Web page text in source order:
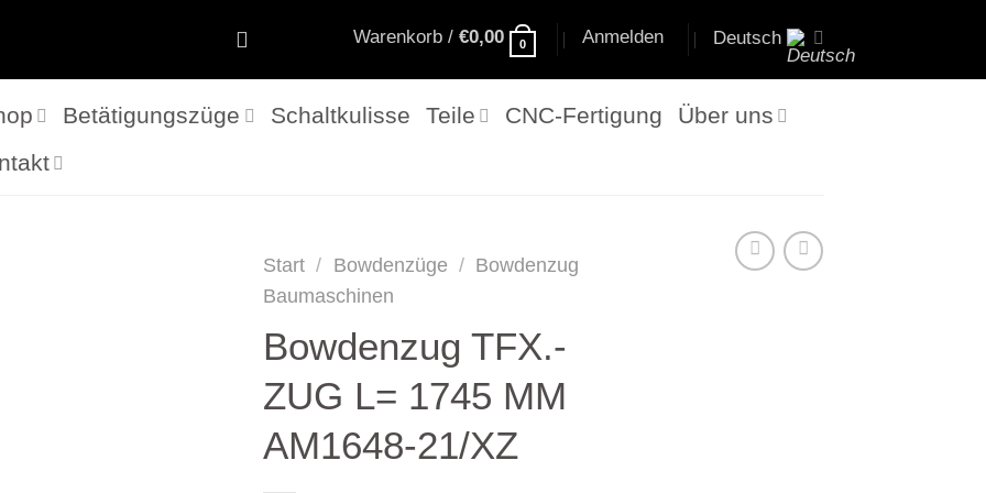
Warenkorb /€0,00 0 Anmelden Deutsch
Betätigungszüge Schaltkulisse Teile CNC-Fertigung
Über uns
Start / Bowdenzüge / Bowdenzug
Baumaschinen
Bowdenzug TFX.-
ZUG L= 1745 MM
AM1648-21/XZ